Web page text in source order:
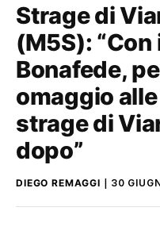
Strage di
(M5S):
Bonafede,
omaggio
strage di
dopo”
DIEGO REMAGGI 30